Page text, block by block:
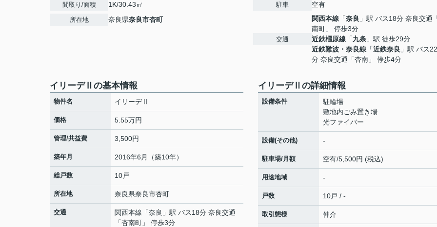
間取り/面積 1K/30.43㎡
所在地 奈良県奈良市杏町
駐車 空有
交通
関西本線 「奈良 」駅 バス18分 奈良交通
南町」 停歩3分
近鉄橿原線 「九条 」駅 徒歩29分
近鉄難波・奈良線 「近鉄奈良 」駅 バス22
分 奈良交通「杏南」 停歩4分
イリーデⅡの基本情報
物件名 イリーデⅡ
価格 5.55万円
管理/共益費 3,500円
築年月 2016年6月（築10年）
総戸数 10戸
所在地 奈良県奈良市杏町
交通 関西本線 「奈良 」駅 バス18分 奈良交通
「杏南町」 停歩3分
イリーデⅡの詳細情報
設備条件
駐輪場
敷地内ごみ置き場
光ファイバー
設備(その他) -
駐車場/月額 空有/5,500円 (税込)
用途地域 -
戸数 10戸 / -
取引態様 仲介